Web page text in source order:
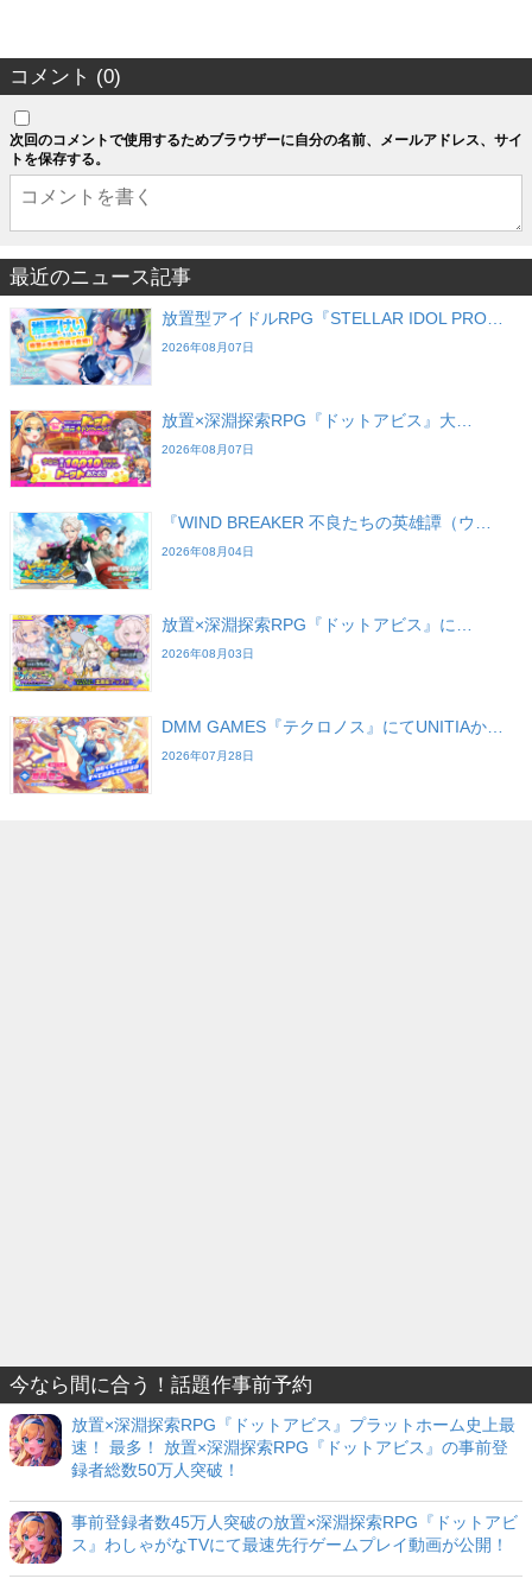
コメント (0)
次回のコメントで使用するためブラウザーに自分の名前、メールアドレス、サイ
トを保存する。
最近のニュース記事
放置型アイドルRPG『STELLAR IDOL PRO…
2026年08月07日
放置×深淵探索RPG『ドットアビス』大…
2026年08月07日
『WIND BREAKER 不良たちの英雄譚（ウ…
2026年08月04日
放置×深淵探索RPG『ドットアビス』に…
2026年08月03日
DMM GAMES『テクロノス』にてUNITIAか…
2026年07月28日
今なら間に合う！話題作事前予約
放置×深淵探索RPG『ドットアビス』プラットホーム史上最
速！ 最多！ 放置×深淵探索RPG『ドットアビス』の事前登
録者総数50万人突破！
事前登録者数45万人突破の放置×深淵探索RPG『ドットアビ
ス』わしゃがなTVにて最速先行ゲームプレイ動画が公開！